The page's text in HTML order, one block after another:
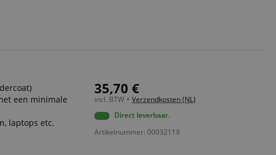
een minimale
laptops etc.
35,70 €
incl. BTW + Verzendkosten (NL)
Direct leverbaar.
Artikelnummer: 00032119